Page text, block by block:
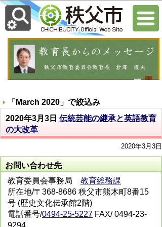
「 March 2020 」で絞込み
2020年3月3日 伝統芸能の継承と英語教育
の大改革
2020年3月3日
お問い合わせ先
教育委員会事務局 教育総務課
所在地/〒368-8686 秩父市熊木町8番15
号 (歴史文化伝承館2階)
電話番号/0494-25-5227 FAX/ 0494-23-